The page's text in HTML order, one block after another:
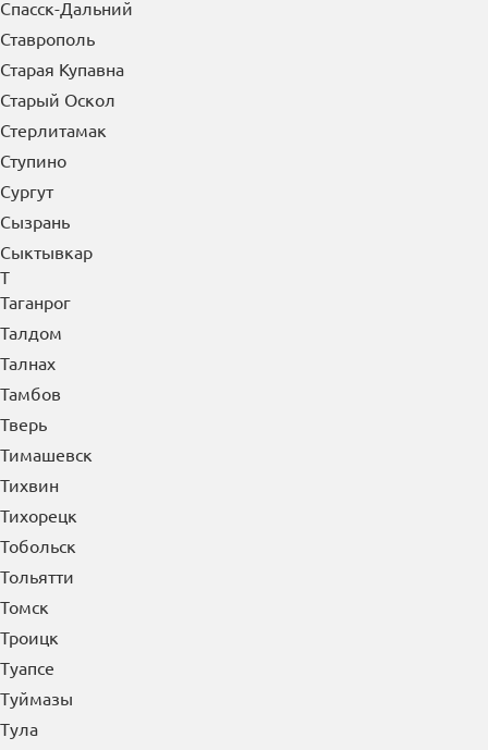
Спасск-Дальний
Ставрополь
Старая Купавна
Старый Оскол
Стерлитамак
Ступино
Сургут
Сызрань
Сыктывкар
Т
Таганрог
Талдом
Талнах
Тамбов
Тверь
Тимашевск
Тихвин
Тихорецк
Тобольск
Тольятти
Томск
Троицк
Туапсе
Туймазы
Тула